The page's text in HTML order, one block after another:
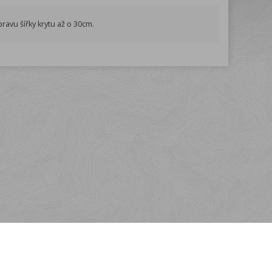
šířky krytu až o 30cm.